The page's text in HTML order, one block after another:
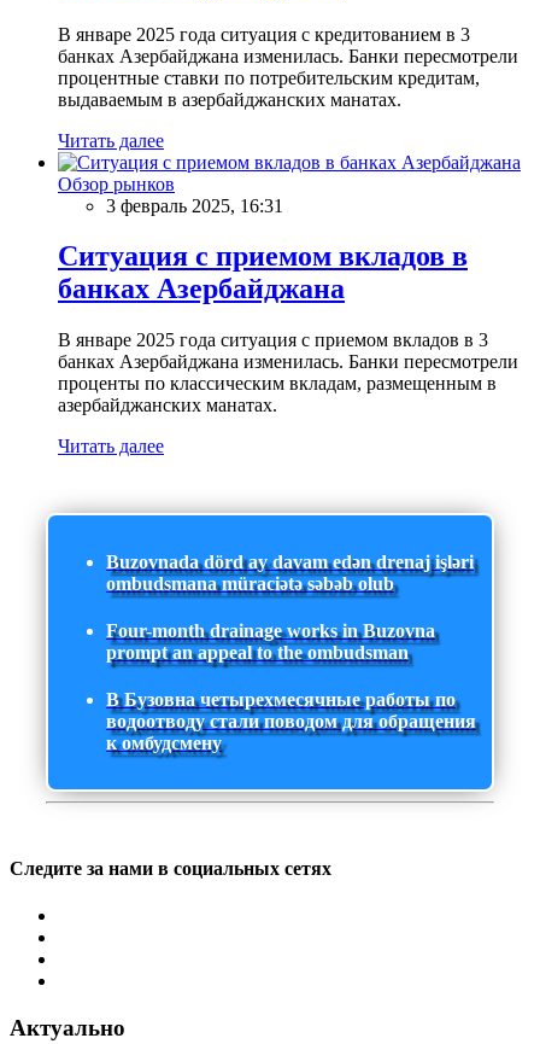
В январе 2025 года ситуация с кредитованием в 3
банках Азербайджана изменилась. Банки пересмотрели
процентные ставки по потребительским кредитам,
выдаваемым в азербайджанских манатах.
Читать далее
Обзор рынков
3 февраль 2025, 16:31
Ситуация с приемом вкладов в
банках Азербайджана
В январе 2025 года ситуация с приемом вкладов в 3
банках Азербайджана изменилась. Банки пересмотрели
проценты по классическим вкладам, размещенным в
азербайджанских манатах.
Читать далее
Buzovnada dörd ay davam edən drenaj işləri
ombudsmana müraciətə səbəb olub
Four-month drainage works in Buzovna
prompt an appeal to the ombudsman
В Бузовна четырехмесячные работы по
водоотводу стали поводом для обращения
к омбудсмену
Следите за нами в социальных сетях
Актуально